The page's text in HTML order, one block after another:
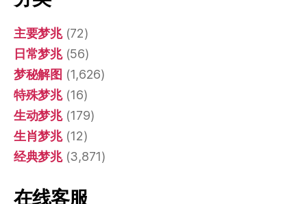
主要梦兆(72)
日常梦兆(56)
梦秘解图 (1,626)
特殊梦兆(16)
生动梦兆(179)
生肖梦兆(12)
经典梦兆(3,871)
在线客服